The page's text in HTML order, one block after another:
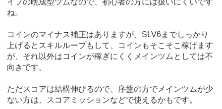
ね。
コインのマイナス補正はありますが、SLV6までしっかり
上げるとスキルループもして、コインもそこそこ稼げます
が、それ以外はコインが稼ぎにくくメインツムとしては不
向きです。
ただスコアは結構伸びるので、序盤の方でメインツムが少
ない方は、スコアミッションなどで使えるかもです。